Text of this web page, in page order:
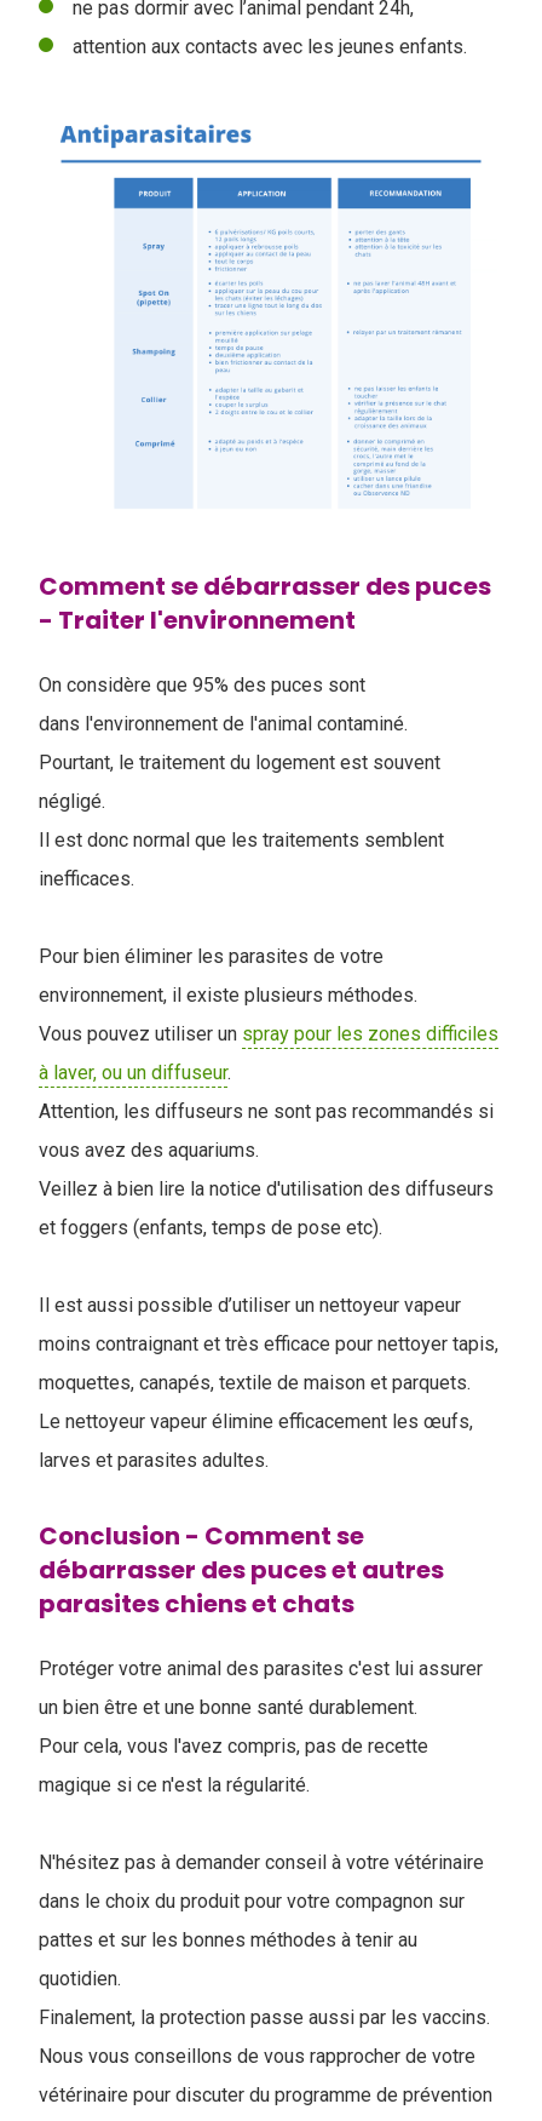
ne pas dormir avec l’animal pendant 24h,
attention aux contacts avec les jeunes enfants.
Comment se débarrasser des puces
- Traiter l'environnement
On considère que 95% des puces sont
dans l'environnement de l'animal contaminé.
Pourtant, le traitement du logement est souvent
négligé.
Il est donc normal que les traitements semblent
inefficaces.
Pour bien éliminer les parasites de votre
environnement, il existe plusieurs méthodes.
Vous pouvez utiliser un spray pour les zones difficiles
à laver, ou un diffuseur.
Attention, les diffuseurs ne sont pas recommandés si
vous avez des aquariums.
Veillez à bien lire la notice d'utilisation des diffuseurs
et foggers (enfants, temps de pose etc).
Il est aussi possible d’utiliser un nettoyeur vapeur
moins contraignant et très efficace pour nettoyer tapis,
moquettes, canapés, textile de maison et parquets.
Le nettoyeur vapeur élimine efficacement les œufs,
larves et parasites adultes.
Conclusion - Comment se
débarrasser des puces et autres
parasites chiens et chats
Protéger votre animal des parasites c'est lui assurer
un bien être et une bonne santé durablement.
Pour cela, vous l'avez compris, pas de recette
magique si ce n'est la régularité.
N'hésitez pas à demander conseil à votre vétérinaire
dans le choix du produit pour votre compagnon sur
pattes et sur les bonnes méthodes à tenir au
quotidien.
Finalement, la protection passe aussi par les vaccins.
Nous vous conseillons de vous rapprocher de votre
vétérinaire pour discuter du programme de prévention